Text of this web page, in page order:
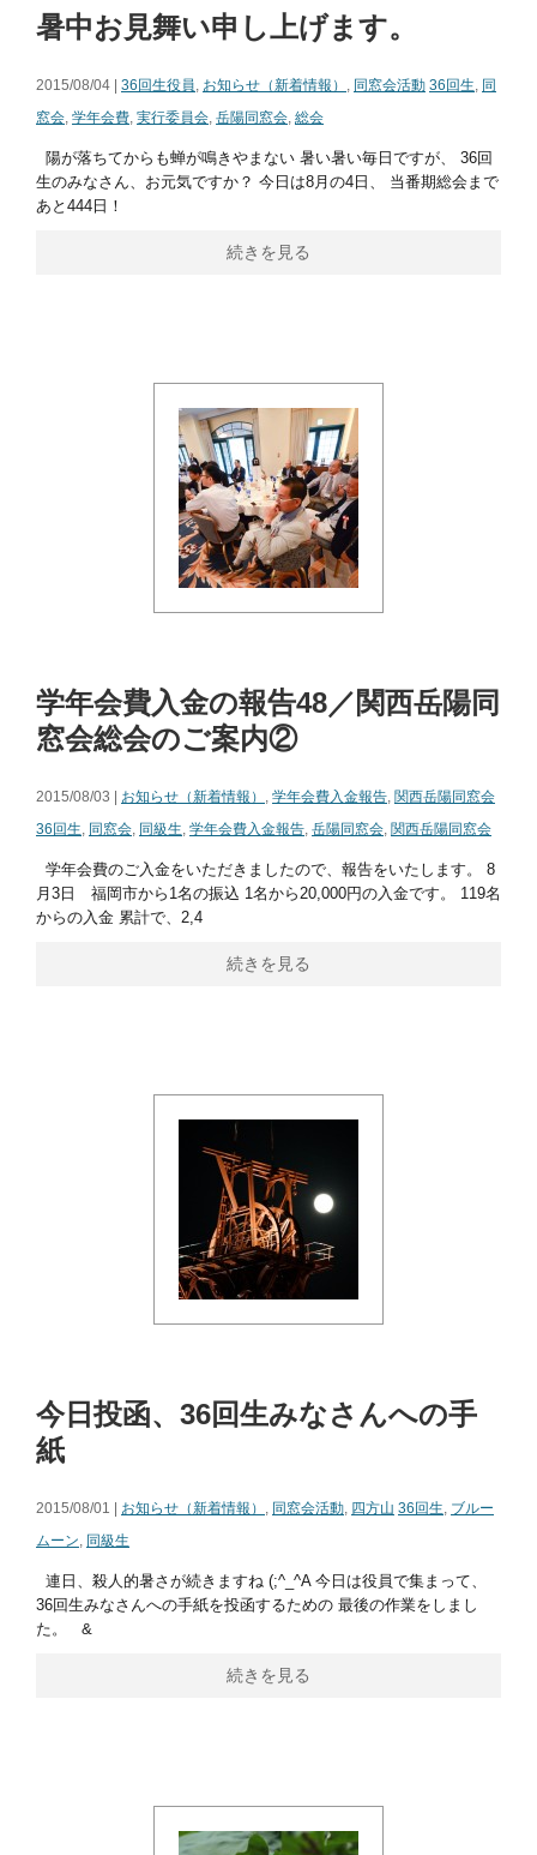
暑中お見舞い申し上げます。
2015/08/04 | 36回生役員, お知らせ（新着情報） , 同窓会活動 36回生, 同
窓会, 学年会費, 実行委員会, 岳陽同窓会, 総会
陽が落ちてからも蝉が鳴きやまない 暑い暑い毎日ですが、 36回
生のみなさん、お元気ですか？ 今日は8月の4日、 当番期総会まで
あと444日！
続きを見る
学年会費入金の報告48／関西岳陽同
窓会総会のご案内②
2015/08/03 | お知らせ（新着情報） , 学年会費入金報告, 関西岳陽同窓会
36回生, 同窓会, 同級生, 学年会費入金報告, 岳陽同窓会, 関西岳陽同窓会
学年会費のご入金をいただきましたので、報告をいたします。 8
月3日 福岡市から1名の振込 1名から20,000円の入金です。 119名
からの入金 累計で、2,4
続きを見る
今日投函、36回生みなさんへの手
紙
2015/08/01 | お知らせ（新着情報） , 同窓会活動, 四方山 36回生, ブルー
ムーン, 同級生
連日、殺人的暑さが続きますね (;^_^A 今日は役員で集まって、
36回生みなさんへの手紙を投函するための 最後の作業をしまし
た。 &
続きを見る